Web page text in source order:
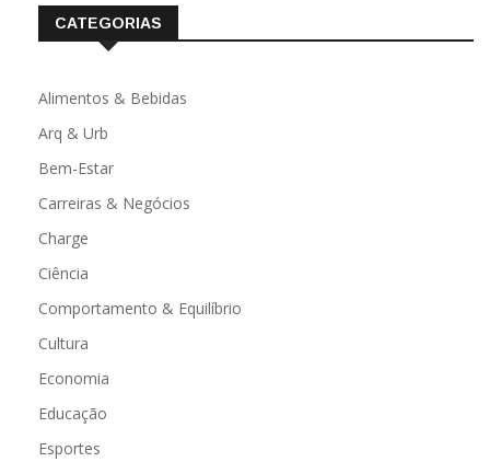
CATEGORIAS
Alimentos & Bebidas
Arq & Urb
Bem-Estar
Carreiras & Negócios
Charge
Ciência
Comportamento & Equilíbrio
Cultura
Economia
Educação
Esportes